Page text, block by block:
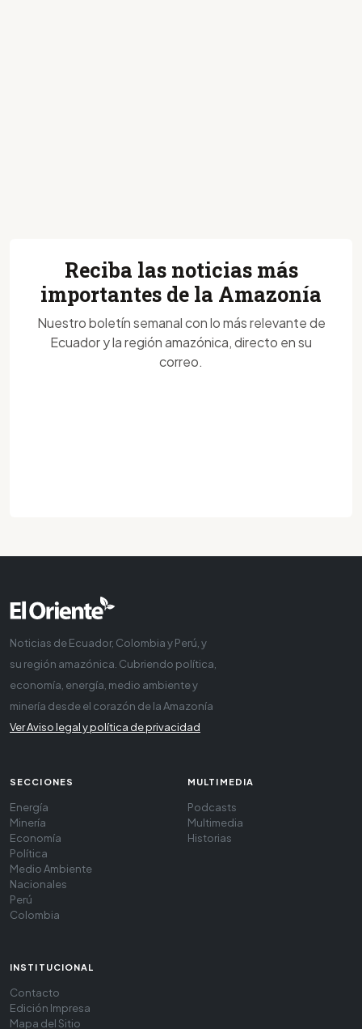
Reciba las noticias más
importantes de la Amazonía
Nuestro boletín semanal con lo más relevante de
Ecuador y la región amazónica, directo en su
correo.
Noticias de Ecuador, Colombia y Perú, y
su región amazónica. Cubriendo política,
economía, energía, medio ambiente y
minería desde el corazón de la Amazonía
Ver Aviso legal y política de privacidad
SECCIONES
Energía
Minería
Economía
Política
Medio Ambiente
Nacionales
Perú
Colombia
MULTIMEDIA
Podcasts
Multimedia
Historias
INSTITUCIONAL
Contacto
Edición Impresa
Mapa del Sitio